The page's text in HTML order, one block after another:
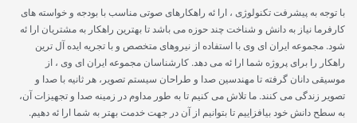
با توجه به پیشرفت تکنولوژی ، ارا ئه راهکارهای صوتی مناسب با بودجه و خواسته های
کارفرما نیاز به دانش و شناخت چند حوزه می باشد تا بهترین راهکار به مشتریان ارا ئه
شود. مجموعه ایران ای وی با استفاده از نیروهای متخصص و با تجریه ایده آل ترین
راهکار را برای پروژه شما ارا ئه می دهد. کارشناسان مجموعه ایران ای وی ، از
موسیقی دانان گرفته تا مهندسین صدا و طراحان سیستم تصویر، هر ثانیه با صدا و
تصویر زندگی می کنند. ما تلاش می کنیم تا به طور مداوم در زمینه صدا و تجهیزات آن،
به سطح دانش خود بیافزاییم تا بتوانیم از آن در جهت خدمت بهتر به شما ارا ئه دهیم.